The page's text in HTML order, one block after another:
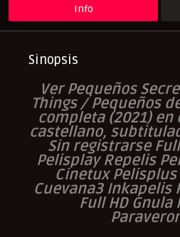
Info
Sinopsis
Ver Pequeños
Things / Pequeños
completa (2021)
castellano,
Sin registrarse
Pelisplay Repelis
Cinetux Pelisplus
Cuevana3 Inkapelis
Full HD